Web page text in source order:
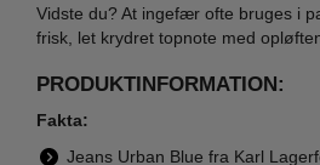
Vidste du? At ingefær ofte bruges i
frisk, let krydret topnote med
PRODUKTINFORMATION:
Fakta:
Jeans Urban Blue fra Karl